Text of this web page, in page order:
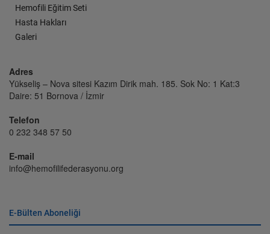
Hemofili Eğitim Seti
Hasta Hakları
Galeri
Adres
Yükseliş – Nova sitesi Kazım Dirik mah. 185. Sok No: 1 Kat:3
Daire: 51 Bornova / İzmir
Telefon
0 232 348 57 50
E-mail
info@hemofilifederasyonu.org
E-Bülten Aboneliği